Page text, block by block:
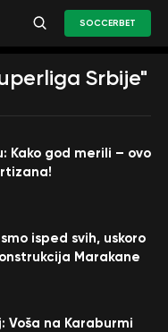
SOCCERBET
Srbije"
Kako god merili – ovo
isped svih, uskoro
Marakane
Voša na Karaburmi